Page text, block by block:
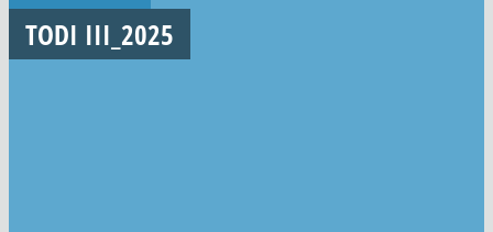
TODI III_2025